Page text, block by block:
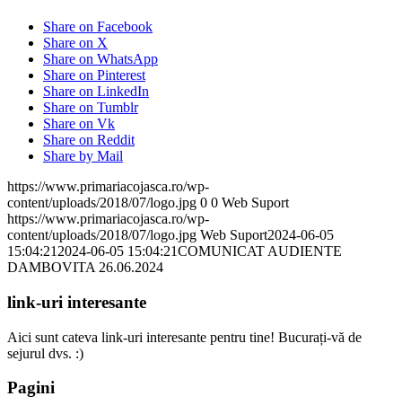
Share on Facebook
Share on X
Share on WhatsApp
Share on Pinterest
Share on LinkedIn
Share on Tumblr
Share on Vk
Share on Reddit
Share by Mail
https://www.primariacojasca.ro/wp-
content/uploads/2018/07/logo.jpg 0 0 Web Suport
https://www.primariacojasca.ro/wp-
content/uploads/2018/07/logo.jpg Web Suport2024-06-05
15:04:21 2024-06-05 15:04:21COMUNICAT AUDIENTE
DAMBOVITA 26.06.2024
link-uri interesante
Aici sunt cateva link-uri interesante pentru tine! Bucurați-vă de
sejurul dvs. :)
Pagini